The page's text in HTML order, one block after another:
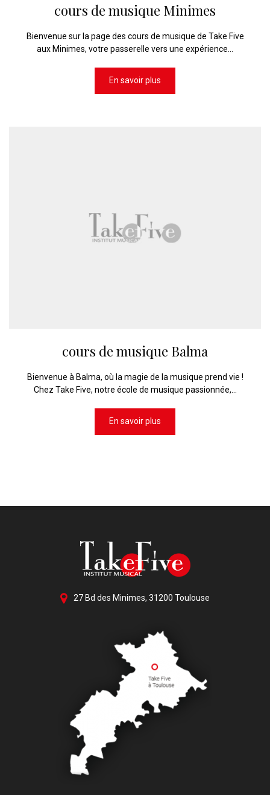
cours de musique Minimes
Bienvenue sur la page des cours de musique de Take Five
aux Minimes, votre passerelle vers une expérience...
En savoir plus
cours de musique Balma
Bienvenue à Balma, où la magie de la musique prend vie !
Chez Take Five, notre école de musique passionnée,...
En savoir plus
27 Bd des Minimes, 31200 Toulouse